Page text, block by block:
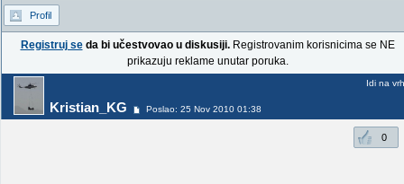
Profil
Registruj seda bi učestvovao u diskusiji.Registrovanim korisnicima se NE
prikazuju reklame unutar poruka.
Kristian_KG Poslao: 25 Nov 2010 01:38
Idi na vrh
0